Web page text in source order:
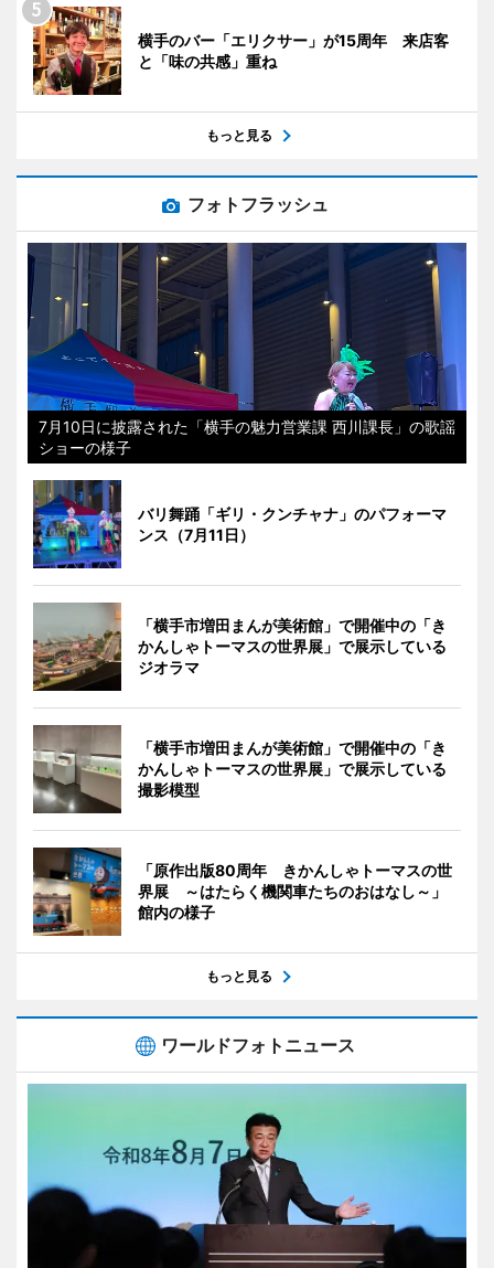
横手のバー「エリクサー」が15周年 来店客
と「味の共感」重ね
もっと見る
フォトフラッシュ
7月10日に披露された「横手の魅力営業課 西川課長」の歌謡
ショーの様子
バリ舞踊「ギリ・クンチャナ」のパフォーマ
ンス（7月11日）
「横手市増田まんが美術館」で開催中の「き
かんしゃトーマスの世界展」で展示している
ジオラマ
「横手市増田まんが美術館」で開催中の「き
かんしゃトーマスの世界展」で展示している
撮影模型
「原作出版80周年 きかんしゃトーマスの世
界展 ～はたらく機関車たちのおはなし～」
館内の様子
もっと見る
ワールドフォトニュース